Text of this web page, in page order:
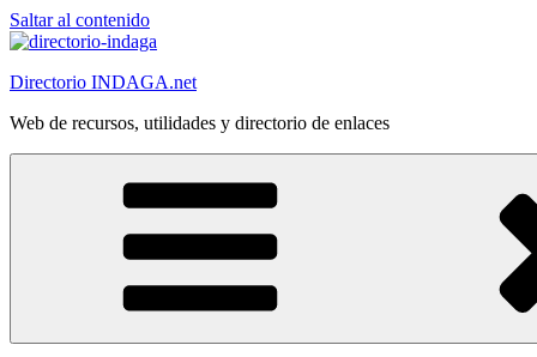
Saltar al contenido
Directorio INDAGA.net
Web de recursos, utilidades y directorio de enlaces